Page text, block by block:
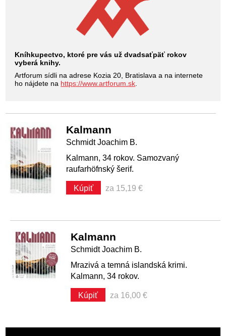
Kníhkupectvo, ktoré pre vás už dvadsaťpäť rokov
vyberá knihy.
Artforum sídli na adrese Kozia 20, Bratislava a na internete
ho nájdete na https://www.artforum.sk
Kalmann
Schmidt Joachim B.
Kalmann, 34 rokov. Samozvaný
raufarhöfnský šerif.
Kúpiť za 15,19 €
Kalmann
Schmidt Joachim B.
Mrazivá a temná islandská krimi.
Kalmann, 34 rokov.
Kúpiť za 16,00 €